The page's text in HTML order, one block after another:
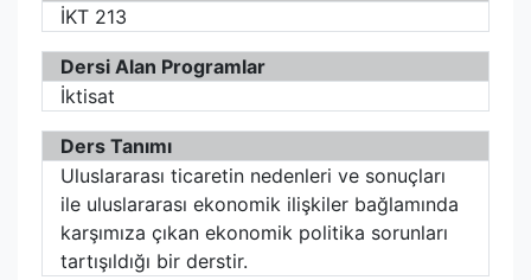
İKT 213
Dersi Alan Programlar
İktisat
Ders Tanımı
Uluslararası ticaretin nedenleri ve sonuçları
ile uluslararası ekonomik ilişkiler bağlamında
karşımıza çıkan ekonomik politika sorunları
tartışıldığı bir derstir.